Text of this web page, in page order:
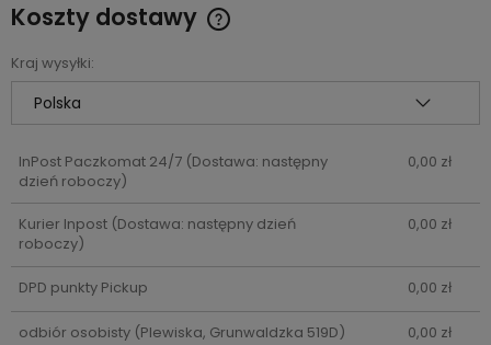
Koszty dostawy
Cena nie zawiera ewentualnych kosztów płatności
Kraj wysyłki:
InPost Paczkomat 24/7(Dostawa: następny
dzień roboczy)
0,00 zł
Kurier Inpost(Dostawa: następny dzień
roboczy)
0,00 zł
DPD punkty Pickup 0,00 zł
odbiór osobisty(Plewiska, Grunwaldzka 519D) 0,00 zł